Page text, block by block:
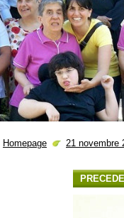
Homepage 21 novembre